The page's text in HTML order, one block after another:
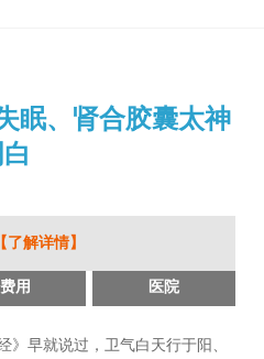
眠、肾合胶囊太神
【了解详情】
费用 医院
早就说过，卫气白天行于阳、